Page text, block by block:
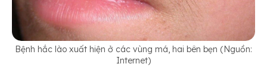
Bệnh hắc lào xuất hiện ở các vùng má, hai bên bẹn (Nguồn:
Internet)